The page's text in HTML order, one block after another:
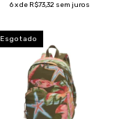
6x de R$73,32 sem juros
Esgotado